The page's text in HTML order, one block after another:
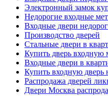
Электронный замок
Недорогие входные
Входные двери
Производство дверей
Стальные двери в
Купить дверь входную
Входные двери в
Купить входную дверь
Распродажа дверей
Двери Москва